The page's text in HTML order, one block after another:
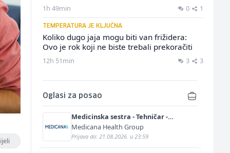
1h 49min 0 1
TEMPERATURA JE KLJUČNA
Koliko dugo jaja mogu biti van frižidera:
Ovo je rok koji ne biste trebali prekoračiti
12h 51min 3 3
Oglasi za posao
Medicinska sestra - Tehničar -
Anestetičar (m/ž)
Medicana Health Group
Prijava do: 21.08.2026. u 23:59